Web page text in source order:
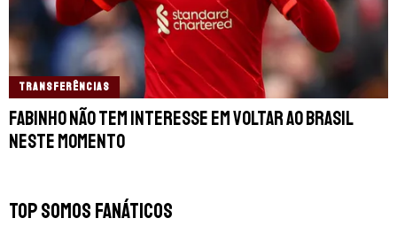
TRANSFERÊNCIAS
Fabinho não tem interesse em voltar ao Brasil
neste momento
TOP SOMOS FANÁTICOS